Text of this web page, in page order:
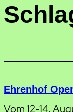
Ehrenhof
Vom 12-14.